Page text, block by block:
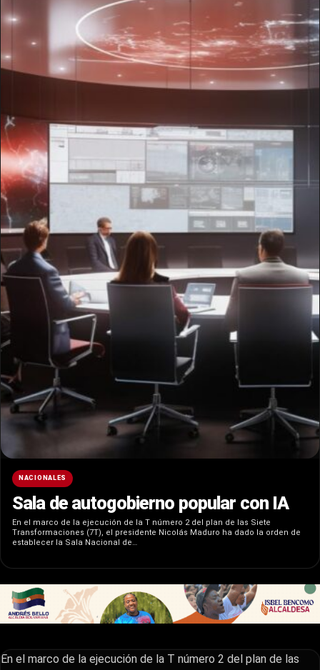
NACIONALES
Sala de autogobierno popular con IA
En el marco de la ejecución de la T número 2 del plan de las Siete
Transformaciones (7T), el presidente Nicolás Maduro ha dado la orden de
establecer la Sala Nacional de…
En el marco de la ejecución de la T número 2 del plan de las